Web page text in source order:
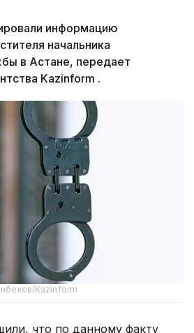
информацию
начальника
в Астане, передает
Kazinform .
Kazinform
что по данному факту